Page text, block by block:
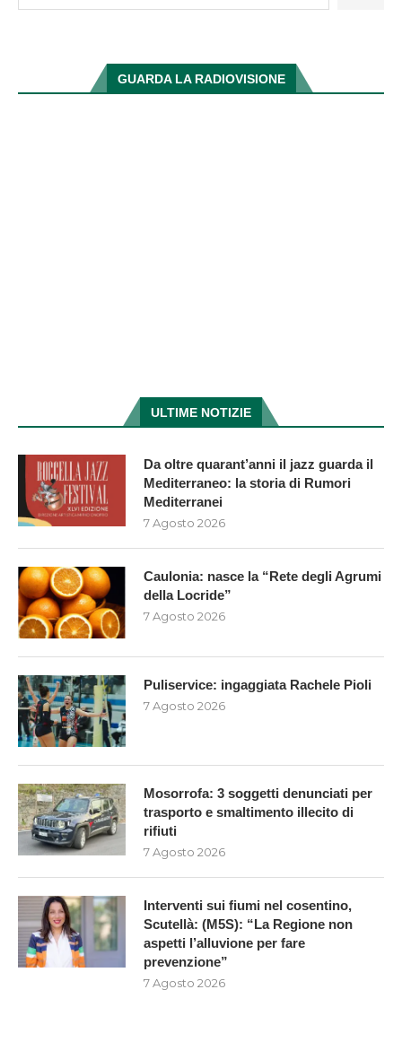
GUARDA LA RADIOVISIONE
ULTIME NOTIZIE
Da oltre quarant’anni il jazz guarda il
Mediterraneo: la storia di Rumori
Mediterranei
7 Agosto 2026
Caulonia: nasce la “Rete degli Agrumi
della Locride”
7 Agosto 2026
Puliservice: ingaggiata Rachele Pioli
7 Agosto 2026
Mosorrofa: 3 soggetti denunciati per
trasporto e smaltimento illecito di
rifiuti
7 Agosto 2026
Interventi sui fiumi nel cosentino,
Scutellà: (M5S): “La Regione non
aspetti l’alluvione per fare
prevenzione”
7 Agosto 2026